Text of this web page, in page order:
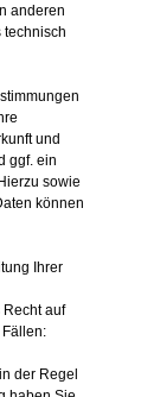
anderen
technisch
und
ggf. ein
sowie
können
Ihrer
auf
der Regel